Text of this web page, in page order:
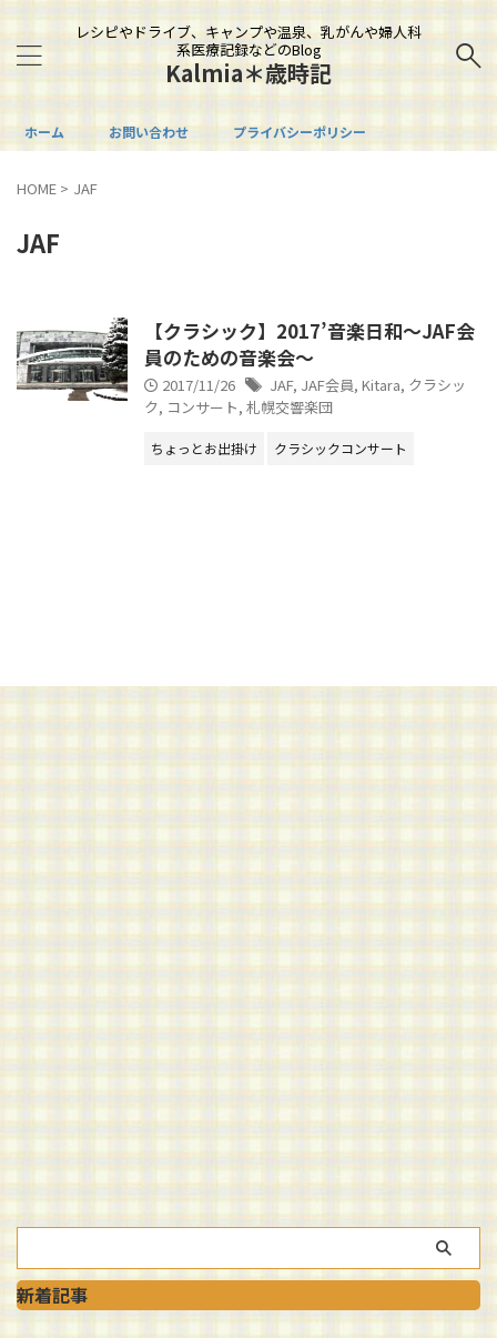
レシピやドライブ、キャンプや温泉、乳がんや婦人科
系医療記録などのBlog
Kalmia＊歳時記
ホーム お問い合わせ プライバシーポリシー
HOME > JAF
JAF
【クラシック】2017’音楽日和～JAF会
員のための音楽会～
2017/11/26 JAF, JAF会員, Kitara, クラシッ
ク, コンサート, 札幌交響楽団
ちょっとお出掛け クラシックコンサート
新着記事